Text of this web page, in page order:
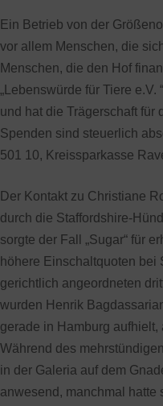
Ein Betrieb von der
vor allem Menschen, die
Menschen, die den Hof
„Lebenswürde für Tiere
und hat die Trägerschaft für
Spenden sind steuerlich
501 10, Kreissparkasse
Der Kontakt zu Christiane
durch die Staffordshire-
sorgte der Fall „Sugar“ für
höhere Einschaltquoten bei
gerichtlich angeordneten
wurden Henrik
gerade in Hamburg
Während des
in der Galeria auf dem
anwesend, manchmal hatte